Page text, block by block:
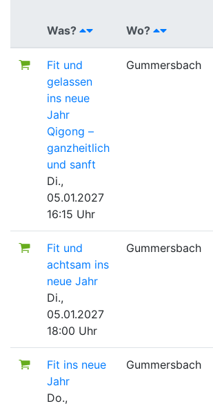
Was? Wo?
Fit und
gelassen
ins neue
Jahr
Qigong –
ganzheitlich
und sanft
Di.,
05.01.2027
16:15 Uhr
Gummersbach
Fit und
achtsam ins
neue Jahr
Di.,
05.01.2027
18:00 Uhr
Gummersbach
Fit ins neue
Jahr
Do.,
Gummersbach